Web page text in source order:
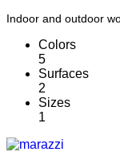
Indoor and outdoor
Colors
5
Surfaces
2
Sizes
1